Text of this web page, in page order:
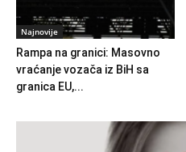
Najnovije
Rampa na granici: Masovno
vraćanje vozača iz BiH sa
granica EU,...